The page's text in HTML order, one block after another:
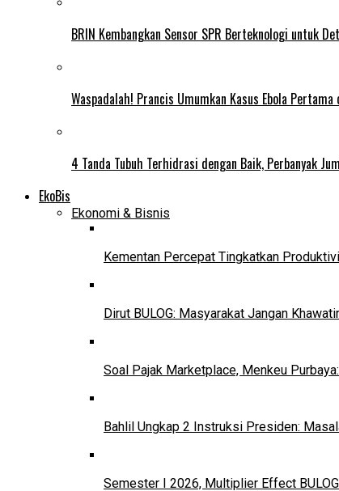
BRIN Kembangkan Sensor SPR Berteknologi untuk
Waspadalah! Prancis Umumkan Kasus Ebola Pertama
4 Tanda Tubuh Terhidrasi dengan Baik, Perbanyak
EkoBis
Ekonomi & Bisnis
Kementan Percepat Tingkatkan
Dirut BULOG: Masyarakat Jangan
Soal Pajak Marketplace, Menkeu
Bahlil Ungkap 2 Instruksi Presiden:
Semester I 2026, Multiplier Effect